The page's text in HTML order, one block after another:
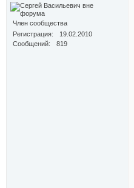
Член сообщества
Регистрация
19.02.2010
Сообщений
819